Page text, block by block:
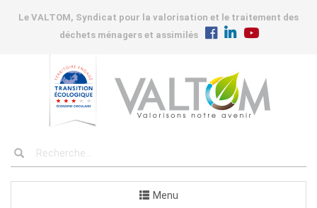
Le VALTOM, Syndicat pour la valorisation et le traitement des
déchets ménagers et assimilés
Menu